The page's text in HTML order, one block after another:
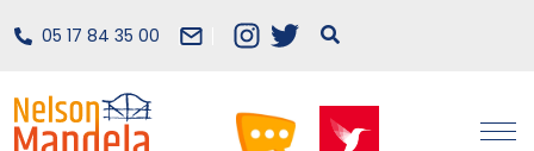
05 17 84 35 00